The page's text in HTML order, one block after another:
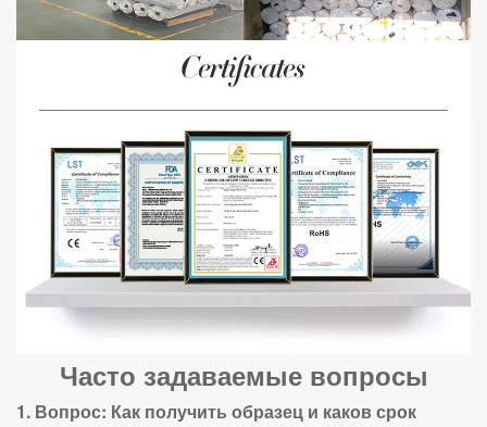
Часто задаваемые вопросы
1. Вопрос: Как получить образец и каков срок